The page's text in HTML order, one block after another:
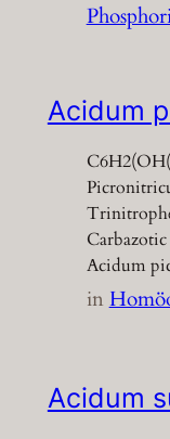
Acidum
Acidum
in
Acidum